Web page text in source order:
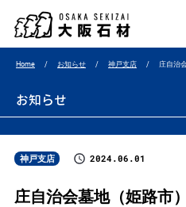
Home お知らせ 神戸支店 庄自治
お知らせ
神戸支店 2024.06.01
庄自治会墓地（姫路